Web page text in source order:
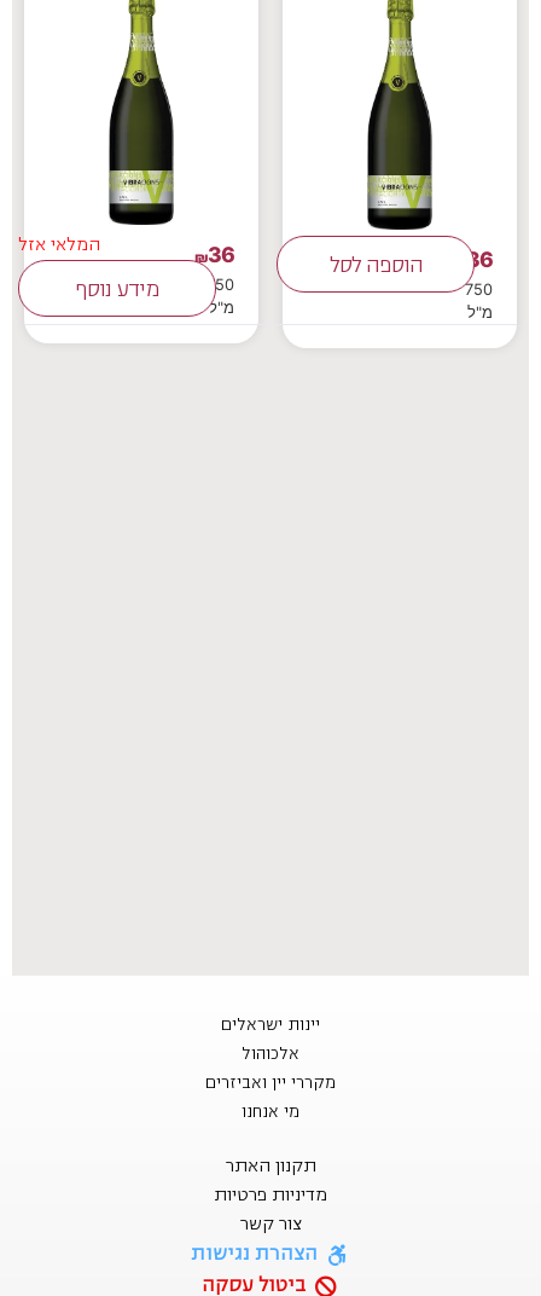
36
750
מ"ל
הוספה לסל ₪36
750
מ"ל
המלאי אזל
מידע נוסף
יינות ישראלים
אלכוהול
מקררי יין ואביזרים
מי אנחנו
תקנון האתר
מדיניות פרטיות
צור קשר
הצהרת נגישות
ביטול עסקה